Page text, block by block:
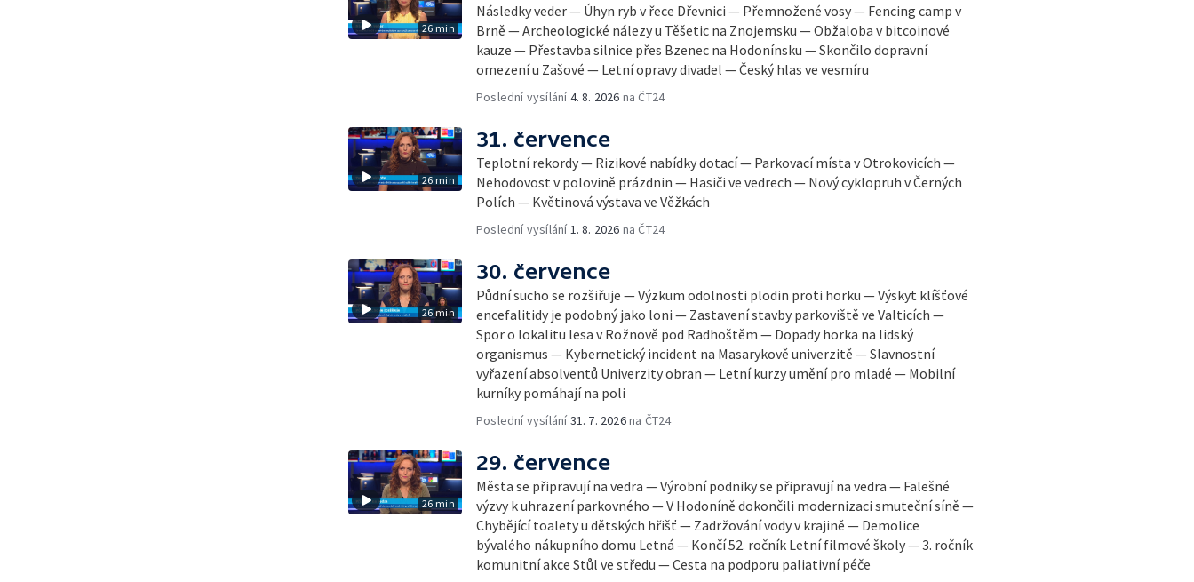
26 min
Následky veder — Úhyn ryb v řece Dřevnici — Přemnožené vosy — Fencing camp v
Brně — Archeologické nálezy u Těšetic na Znojemsku — Obžaloba v bitcoinové
kauze — Přestavba silnice přes Bzenec na Hodonínsku — Skončilo dopravní
omezení u Zašové — Letní opravy divadel — Český hlas ve vesmíru
Poslední vysílání4. 8. 2026 na ČT24
26 min
31. července
Teplotní rekordy — Rizikové nabídky dotací — Parkovací místa v Otrokovicích —
Nehodovost v polovině prázdnin — Hasiči ve vedrech — Nový cyklopruh v Černých
Polích — Květinová výstava ve Věžkách
Poslední vysílání 1. 8. 2026 na ČT24
26 min
30. července
Půdní sucho se rozšiřuje — Výzkum odolnosti plodin proti horku — Výskyt klíšťové
encefalitidy je podobný jako loni — Zastavení stavby parkoviště ve Valticích —
Spor o lokalitu lesa v Rožnově pod Radhoštěm — Dopady horka na lidský
organismus — Kybernetický incident na Masarykově univerzitě — Slavnostní
vyřazení absolventů Univerzity obran — Letní kurzy umění pro mladé — Mobilní
kurníky pomáhají na poli
Poslední vysílání31. 7. 2026na ČT24
26 min
29. července
Města se připravují na vedra — Výrobní podniky se připravují na vedra — Falešné
výzvy k uhrazení parkovného — V Hodoníně dokončili modernizaci smuteční síně —
Chybějící toalety u dětských hřišť — Zadržování vody v krajině — Demolice
bývalého nákupního domu Letná — Končí 52. ročník Letní filmové školy — 3. ročník
komunitní akce Stůl ve středu — Cesta na podporu paliativní péče